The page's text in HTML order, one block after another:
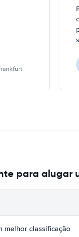
para alugar
melhor classificação